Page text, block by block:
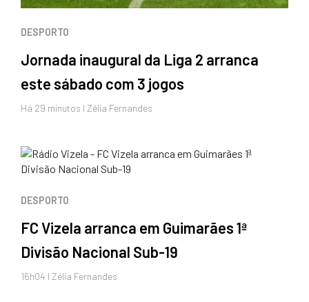
DESPORTO
Jornada inaugural da Liga 2 arranca
este sábado com 3 jogos
Há 29 minutos I Zélia Fernandes
DESPORTO
FC Vizela arranca em Guimarães 1ª
Divisão Nacional Sub-19
16h04 I Zélia Fernandes